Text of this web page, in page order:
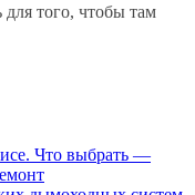
для того, чтобы там
Что выбрать —